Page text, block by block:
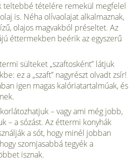
teltebbé tételére remekül megfelel
is. Néha olívaolajat alkalmaznak,
olajos magvakból préseltet. Az
éttermek­ben beérik az egyszerű
sülteket „szaftosként” látjuk
ez a „szaft” nagyrészt olvadt zsír!
igen magas kalóriatartalmúak, és
– vagy ami még jobb,
– a sózást. Az éttermi konyhák
a sót, hogy minél jobban
szomjasabbá tegyék a
isznak.